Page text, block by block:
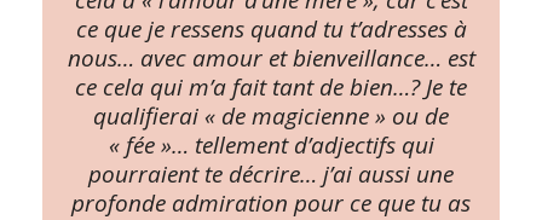
ce que je ressens quand tu t’adresses à
nous… avec amour et bienveillance… est
ce cela qui m’a fait tant de bien…? Je te
qualifierai « de magicienne » ou de
« fée »… tellement d’adjectifs qui
pourraient te décrire… j’ai aussi une
profonde admiration pour ce que tu as